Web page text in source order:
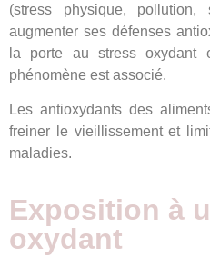
(stress physique,
augmenter ses défenses
la porte au stress oxydant
phénomène est associé.
Les antioxydants des
freiner le vieillissement et
maladies.
Exposition à
oxydant